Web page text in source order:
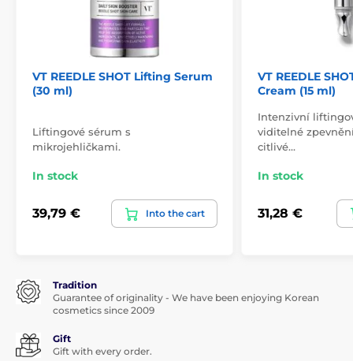
VT REEDLE SHOT Lifting Serum
(30 ml)
Liftingové sérum s
mikrojehličkami.
In stock
39,79 € Into the cart
VT REEDLE
Cream (15 ml)
Intenzivní
viditelné
citlivé…
In stock
31,28 €
Tradition
Guarantee of originality - We have been enjoying Korean
cosmetics since 2009
Gift
Gift with every order.